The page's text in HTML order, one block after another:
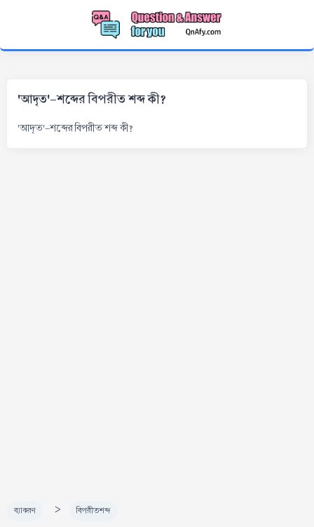
'আদৃত'-শব্দের বিপরীত শব্দ কী?
'আদৃত'-শব্দের বিপরীত শব্দ কী?
ব্যাকরণ > বিপরীতশব্দ